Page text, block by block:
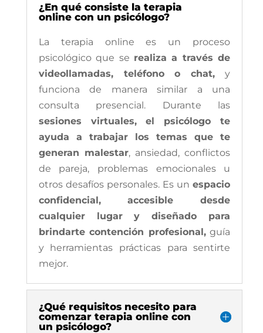
¿En qué consiste la terapia
online con un psicólogo?
La terapia online es un proceso
psicológico que se realiza a través de
videollamadas, teléfono o chat, y
funciona de manera similar a una
consulta presencial. Durante las
sesiones virtuales, el psicólogo te
ayuda a trabajar los temas que te
generan malestar, ansiedad, conflictos
de pareja, problemas emocionales u
otros desafíos personales. Es unespacio
confidencial, accesible desde
cualquier lugar y diseñado para
brindarte contención profesional,guía
y herramientas prácticas para sentirte
mejor.
¿Qué requisitos necesito para
comenzar terapia online con
un psicólogo?